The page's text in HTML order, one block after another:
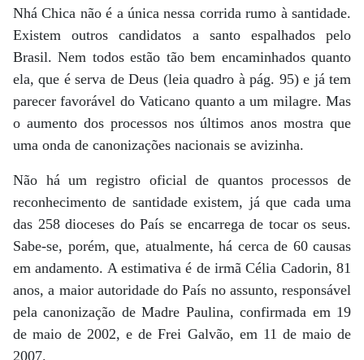
Nhá Chica não é a única nessa corrida rumo à santidade.
Existem outros candidatos a santo espalhados pelo
Brasil. Nem todos estão tão bem encaminhados quanto
ela, que é serva de Deus (leia quadro à pág. 95) e já tem
parecer favorável do Vaticano quanto a um milagre. Mas
o aumento dos processos nos últimos anos mostra que
uma onda de canonizações nacionais se avizinha.
Não há um registro oficial de quantos processos de
reconhecimento de santidade existem, já que cada uma
das 258 dioceses do País se encarrega de tocar os seus.
Sabe-se, porém, que, atualmente, há cerca de 60 causas
em andamento. A estimativa é de irmã Célia Cadorin, 81
anos, a maior autoridade do País no assunto, responsável
pela canonização de Madre Paulina, confirmada em 19
de maio de 2002, e de Frei Galvão, em 11 de maio de
2007.